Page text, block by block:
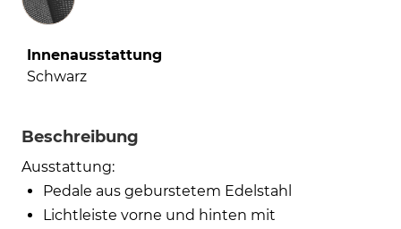
Innenausstattung
Schwarz
Beschreibung
Ausstattung:
Pedale aus geburstetem Edelstahl
Lichtleiste vorne und hinten mit